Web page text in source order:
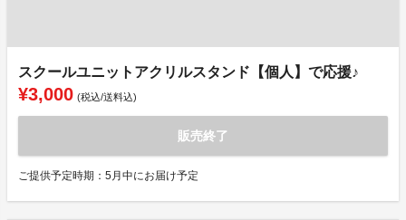
スクールユニットアクリルスタンド【個人】で応援♪
¥3,000 (税込/送料込)
販売終了
ご提供予定時期：5月中にお届け予定